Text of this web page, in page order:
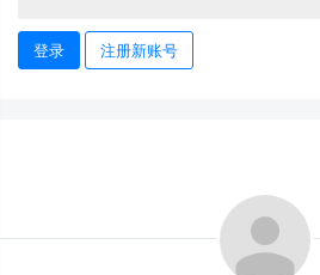
登录 注册新账号